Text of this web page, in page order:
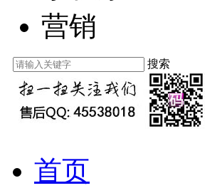
营销
搜索
首页